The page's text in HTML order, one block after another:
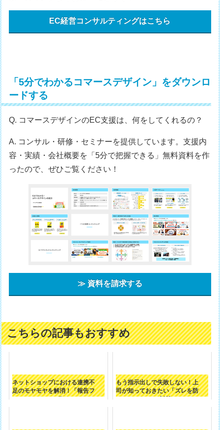
EC経営コンサルティングはこちら
「5分でわかるコマースデザイン」をダウンロ
ードする
Q. コマースデザインのEC支援は、何をしてくれるの？
A. コンサル・研修・セミナーを提供しています。支援内
容・実績・会社概要を「5分で把握できる」無料資料を作
ったので、ぜひご覧ください！
≫ 資料を請求する
こちらの記事もおすすめ
ネットショップにおける連携不
足のモヤモヤを解消！「報告フ
もう指示出しで失敗しない！上
司が知っておきたい「ズレを防